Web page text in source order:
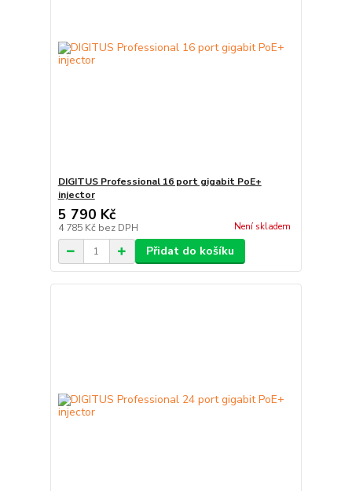
DIGITUS Professional 16 port gigabit PoE+
injector
5 790 Kč
4 785 Kč bez DPH Není skladem
Přidat do košíku